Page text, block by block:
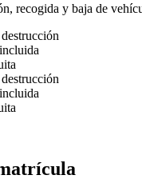
recogida y baja de